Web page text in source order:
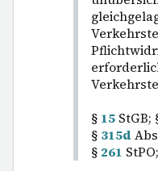
§ 15 StGB;
§ 315d
§ 261